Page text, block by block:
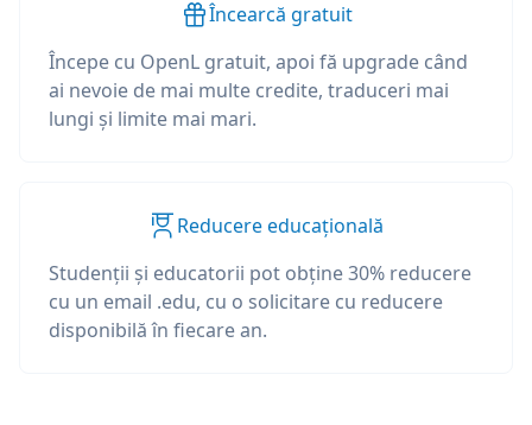
Încearcă gratuit
Începe cu OpenL gratuit, apoi fă upgrade când
ai nevoie de mai multe credite, traduceri mai
lungi și limite mai mari.
Reducere educațională
Studenții și educatorii pot obține 30% reducere
cu un email .edu, cu o solicitare cu reducere
disponibilă în fiecare an.